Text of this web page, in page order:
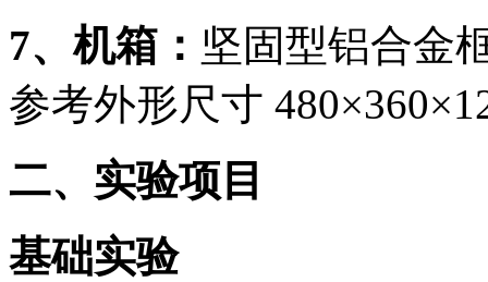
7、机箱： 坚固型铝合金
参考外形尺寸
二、实验项目
基础实验